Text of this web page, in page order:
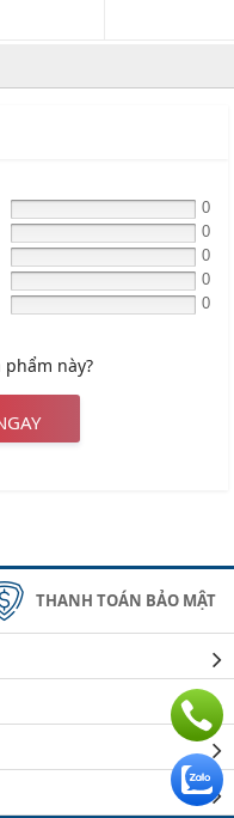
0
0
0
0
0
phẩm này?
THANH TOÁN BẢO MẬT